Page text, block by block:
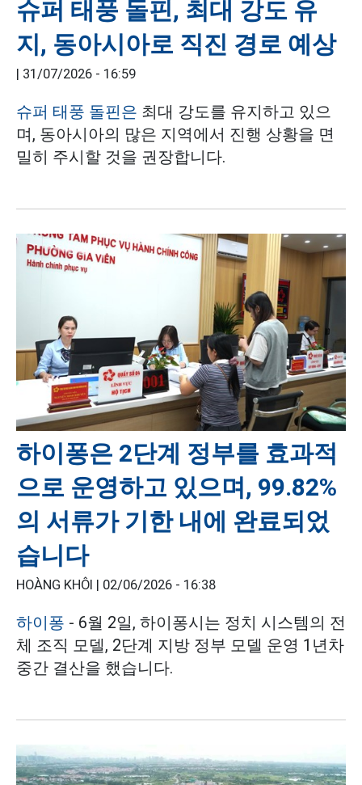
슈퍼 태풍 돌핀, 최대 강도 유
지, 동아시아로 직진 경로 예상
31/07/2026 - 16:59
슈퍼 태풍 돌핀은 최대 강도를 유지하고 있으
며, 동아시아의 많은 지역에서 진행 상황을 면
밀히 주시할 것을 권장합니다.
하이퐁은 2단계 정부를 효과적
으로 운영하고 있으며, 99.82%
의 서류가 기한 내에 완료되었
습니다
HOÀNG KHÔI | 02/06/2026 - 16:38
하이퐁 - 6월 2일, 하이퐁시는 정치 시스템의 전
체 조직 모델, 2단계 지방 정부 모델 운영 1년차
중간 결산을 했습니다.